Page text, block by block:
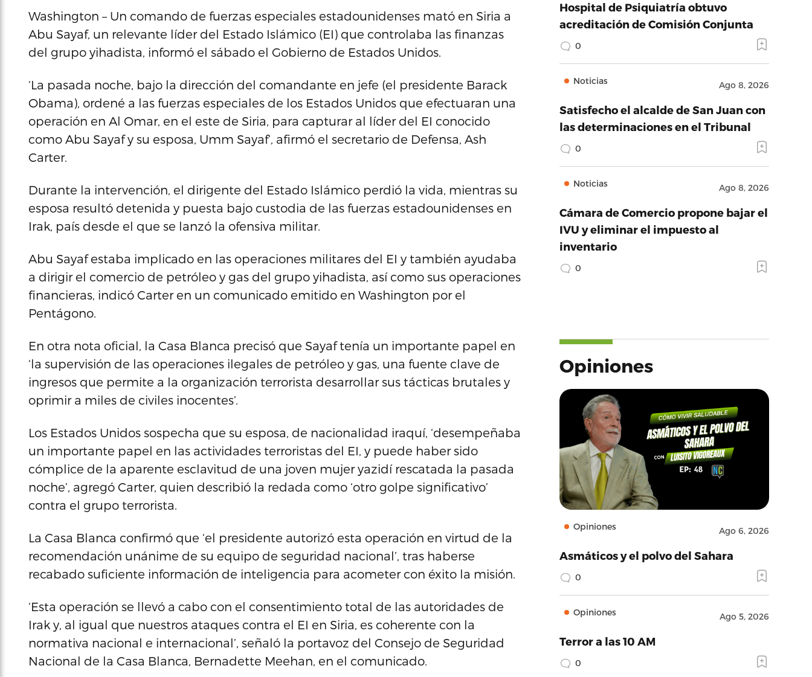
Washington – Un comando de fuerzas especiales estadounidenses mató en Siria a
Abu Sayaf, un relevante líder del Estado Islámico (EI) que controlaba las finanzas
del grupo yihadista, informó el sábado el Gobierno de Estados Unidos.
‘La pasada noche, bajo la dirección del comandante en jefe (el presidente Barack
Obama), ordené a las fuerzas especiales de los Estados Unidos que efectuaran una
operación en Al Omar, en el este de Siria, para capturar al líder del EI conocido
como Abu Sayaf y su esposa, Umm Sayaf’, afirmó el secretario de Defensa, Ash
Carter.
Durante la intervención, el dirigente del Estado Islámico perdió la vida, mientras su
esposa resultó detenida y puesta bajo custodia de las fuerzas estadounidenses en
Irak, país desde el que se lanzó la ofensiva militar.
Abu Sayaf estaba implicado en las operaciones militares del EI y también ayudaba
a dirigir el comercio de petróleo y gas del grupo yihadista, así como sus operaciones
financieras, indicó Carter en un comunicado emitido en Washington por el
Pentágono.
En otra nota oficial, la Casa Blanca precisó que Sayaf tenía un importante papel en
‘la supervisión de las operaciones ilegales de petróleo y gas, una fuente clave de
ingresos que permite a la organización terrorista desarrollar sus tácticas brutales y
oprimir a miles de civiles inocentes’.
Los Estados Unidos sospecha que su esposa, de nacionalidad iraquí, ‘desempeñaba
un importante papel en las actividades terroristas del EI, y puede haber sido
cómplice de la aparente esclavitud de una joven mujer yazidí rescatada la pasada
noche’, agregó Carter, quien describió la redada como ‘otro golpe significativo’
contra el grupo terrorista.
La Casa Blanca confirmó que ‘el presidente autorizó esta operación en virtud de la
recomendación unánime de su equipo de seguridad nacional’, tras haberse
recabado suficiente información de inteligencia para acometer con éxito la misión.
‘Esta operación se llevó a cabo con el consentimiento total de las autoridades de
Irak y, al igual que nuestros ataques contra el EI en Siria, es coherente con la
normativa nacional e internacional’, señaló la portavoz del Consejo de Seguridad
Nacional de la Casa Blanca, Bernadette Meehan, en el comunicado.
Hospital de Psiquiatría obtuvo
acreditación de Comisión Conjunta
0
Noticias Ago 8, 2026
Satisfecho el alcalde de San Juan con
las determinaciones en el Tribunal
0
Noticias Ago 8, 2026
Cámara de Comercio propone bajar el
IVU y eliminar el impuesto al
inventario
0
Opiniones
Opiniones Ago 6, 2026
Asmáticos y el polvo del Sahara
0
Opiniones Ago 5, 2026
Terror a las 10 AM
0